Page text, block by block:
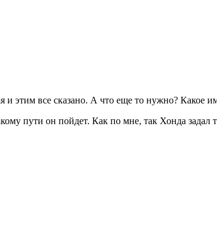
этим все сказано. А что еще то нужно? Какое
пути он пойдет. Как по мне, так Хонда